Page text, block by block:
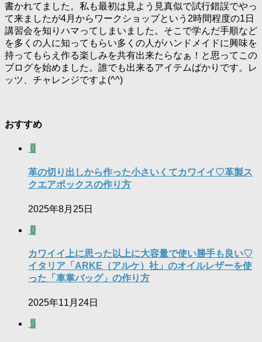
書かれてました。私も最初は見よう見真似で試行錯誤でやっ
て来ましたが4月からワークショップという2時間程度の1日
講習会を知りハマってしまいました。そこで学んだ手順など
を多くの人に知ってもらい多くの人がハンドメイドに興味を
持ってもらえ作る楽しみを共有出来たらなぁ！と思ってこの
ブログを始めました。誰でも出来るアイテムばかりです。レ
ッツ、チャレンジですよ(^^)
おすすめ
0
革の切り出しから作った小さいくてカワイイ♡革製ス
クエアボックスの作り方
2025年8月25日
0
カワイイ上に思った以上に大容量で使い勝手も良い♡
イタリア「ARKE（アルケ）社」のオイルレザーを使
った「車掌バッグ」の作り方
2025年11月24日
5